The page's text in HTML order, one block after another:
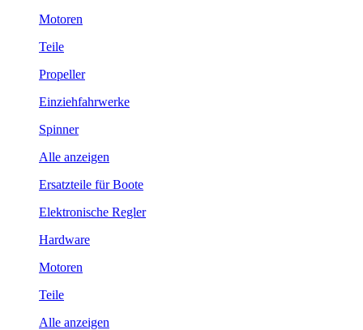
Motoren
Teile
Propeller
Einziehfahrwerke
Spinner
Alle anzeigen
Ersatzteile für Boote
Elektronische Regler
Hardware
Motoren
Teile
Alle anzeigen